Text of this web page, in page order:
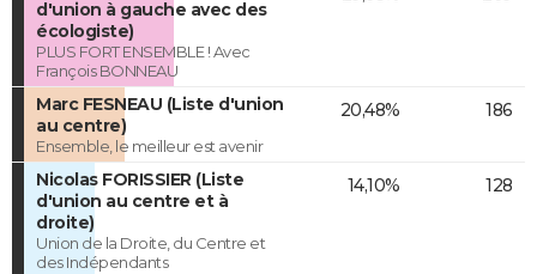
d'union à gauche avec des
écologiste)
PLUS FORT ENSEMBLE ! Avec
François BONNEAU
Marc FESNEAU (Liste d'union
au centre)
Ensemble, le meilleur est avenir
20,48% 186
Nicolas FORISSIER (Liste
d'union au centre et à
droite)
Union de la Droite, du Centre et
des Indépendants
14,10% 128